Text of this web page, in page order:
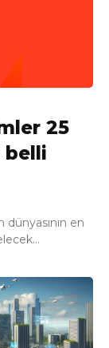
25
belli
dünyasının en